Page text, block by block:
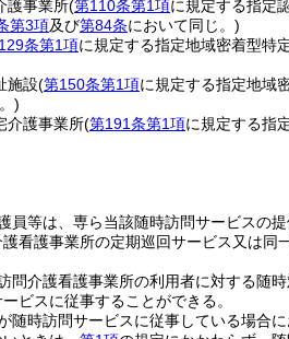
護事業所(第110条第1項に規定する指定
第3項及び第84条において同じ。)
条第1項に規定する指定地域密着型特
施設(第150条第1項に規定する指定地域
)
介護事業所(第191条第1項に規定する指
員等は、専ら当該随時訪問サービスの
看護事業所の定期巡回サービス又は
問介護看護事業所の利用者に対する随
ビスに従事することができる。
随時訪問サービスに従事している場合